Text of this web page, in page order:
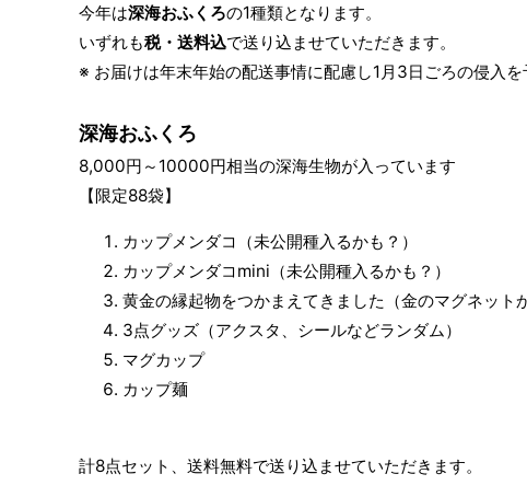
今年は深海おふくろの1種類となります。
いずれも税・送料込で送り込ませていただきます。
※ お届けは年末年始の配送事情に配慮し1月3日ごろの侵入
深海おふくろ
8,000円～10000円相当の深海生物が入っています
【限定88袋】
カップメンダコ（未公開種入るかも？）
カップメンダコmini（未公開種入るかも？）
黄金の縁起物をつかまえてきました（金のマグネット
3点グッズ（アクスタ、シールなどランダム）
マグカップ
カップ麺
計8点セット、送料無料で送り込ませていただきます。